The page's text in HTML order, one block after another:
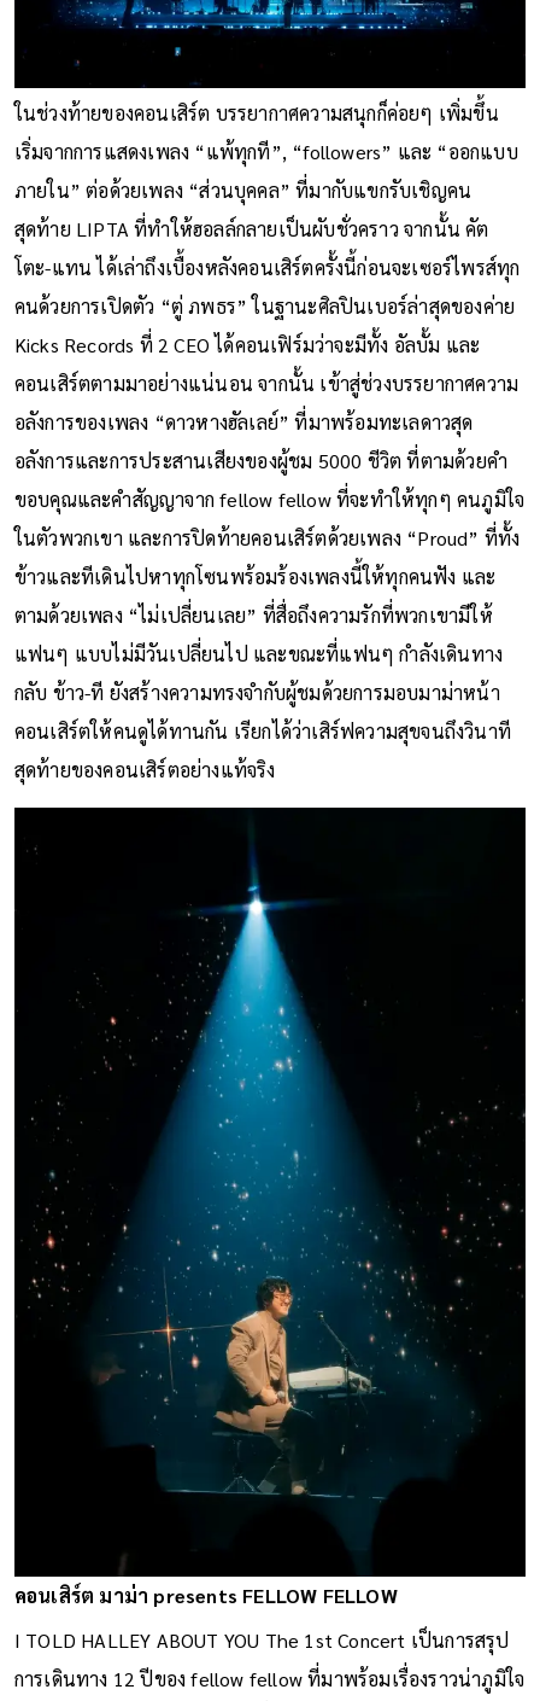
ในช่วงท้ายของคอนเสิร์ต บรรยากาศความสนุกก็ค่อยๆ เพิ่มขึ้น
เริ่มจากการแสดงเพลง “แพ้ทุกที”, “followers” และ “ออกแบบ
ภายใน” ต่อด้วยเพลง “ส่วนบุคคล” ที่มากับแขกรับเชิญคน
สุดท้าย LIPTA ที่ทำให้ฮอลล์กลายเป็นผับชั่วคราว จากนั้น คัต
โตะ-แทน ได้เล่าถึงเบื้องหลังคอนเสิร์ตครั้งนี้ก่อนจะเซอร์ไพรส์ทุก
คนด้วยการเปิดตัว “ตู่ ภพธร” ในฐานะศิลปินเบอร์ล่าสุดของค่าย
Kicks Records ที่ 2 CEO ได้คอนเฟิร์มว่าจะมีทั้ง อัลบั้ม และ
คอนเสิร์ตตามมาอย่างแน่นอน จากนั้น เข้าสู่ช่วงบรรยากาศความ
อลังการของเพลง “ดาวหางฮัลเลย์” ที่มาพร้อมทะเลดาวสุด
อลังการและการประสานเสียงของผู้ชม 5000 ชีวิต ที่ตามด้วยคำ
ขอบคุณและคำสัญญาจาก fellow fellow ที่จะทำให้ทุกๆ คนภูมิใจ
ในตัวพวกเขา และการปิดท้ายคอนเสิร์ตด้วยเพลง “Proud” ที่ทั้ง
ข้าวและทีเดินไปหาทุกโซนพร้อมร้องเพลงนี้ให้ทุกคนฟัง และ
ตามด้วยเพลง “ไม่เปลี่ยนเลย” ที่สื่อถึงความรักที่พวกเขามีให้
แฟนๆ แบบไม่มีวันเปลี่ยนไป และขณะที่แฟนๆ กำลังเดินทาง
กลับ ข้าว-ที ยังสร้างความทรงจำกับผู้ชมด้วยการมอบมาม่าหน้า
คอนเสิร์ตให้คนดูได้ทานกัน เรียกได้ว่าเสิร์ฟความสุขจนถึงวินาที
สุดท้ายของคอนเสิร์ตอย่างแท้จริง
คอนเสิร์ต มาม่า presents FELLOW FELLOW
I TOLD HALLEY ABOUT YOU The 1st Concert เป็นการสรุป
การเดินทาง 12 ปีของ fellow fellow ที่มาพร้อมเรื่องราวน่าภูมิใจ